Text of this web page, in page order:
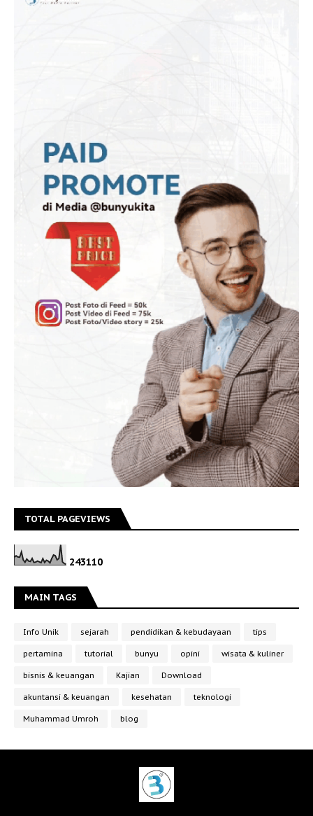
TOTAL PAGEVIEWS
243110
MAIN TAGS
Info Unik sejarah pendidikan & kebudayaan tips
pertamina tutorial bunyu opini wisata & kuliner
bisnis & keuangan Kajian Download
akuntansi & keuangan kesehatan teknologi
Muhammad Umroh blog